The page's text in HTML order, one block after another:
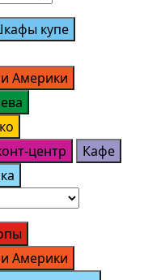
купе
Америки
центр
Кафе
Америки